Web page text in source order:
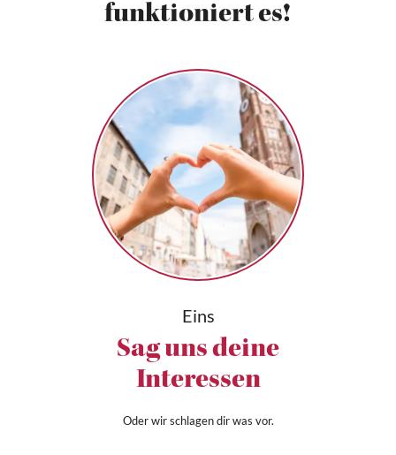
funktioniert es!
Eins
Sag uns deine
Interessen
Oder wir schlagen dir was vor.